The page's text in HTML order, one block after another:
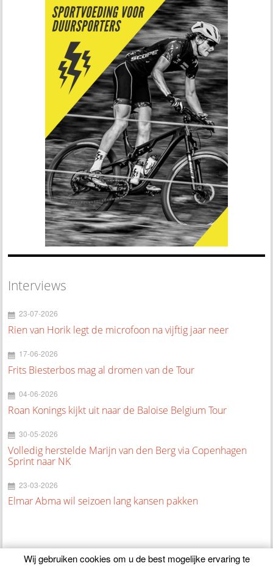
Interviews
23-07-2026
Rien van Horik legt de microfoon na vijftig jaar neer
17-06-2026
Frits Biesterbos mag al dromen van de Tour
04-06-2026
Roan Konings kijkt uit naar de Baloise Belgium Tour
30-05-2026
Volledig herstelde Marijn van den Berg via Copenhagen
Sprint naar NK
23-03-2026
Elmar Abma wil seizoen lang kansen pakken
Wij gebruiken cookies om u de best mogelijke ervaring te